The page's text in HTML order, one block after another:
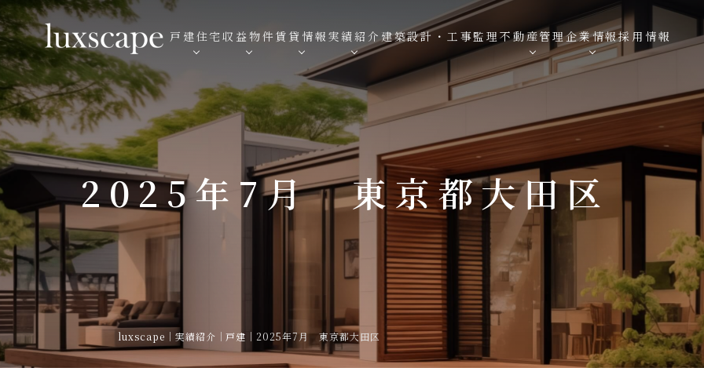
戸建住宅収益物件 賃貸情報 実績紹介 建築設計・工事監理不動産管理企業情報採用情報
2025年7月 東京都大田区
luxscape ｜ 実績紹介 ｜戸建 ｜ 2025年7月 東京都大田区